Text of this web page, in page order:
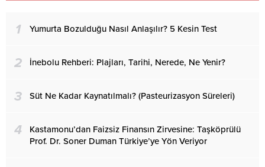
1 Yumurta Bozulduğu Nasıl Anlaşılır? 5 Kesin Test
2 İnebolu Rehberi: Plajları, Tarihi, Nerede, Ne Yenir?
3 Süt Ne Kadar Kaynatılmalı? (Pasteurizasyon Süreleri)
4
Kastamonu’dan Faizsiz Finansın Zirvesine: Taşköprülü
Prof. Dr. Soner Duman Türkiye’ye Yön Veriyor